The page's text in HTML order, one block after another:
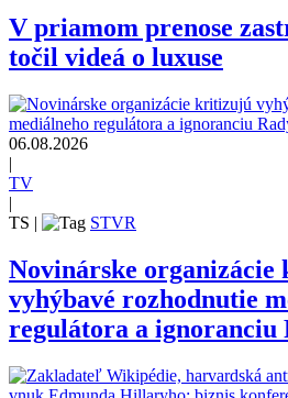
V priamom prenose
točil videá o luxuse
06.08.2026
|
TV
|
TS | STVR
Novinárske
vyhýbavé rozhodnutie
regulátora a ignoranciu